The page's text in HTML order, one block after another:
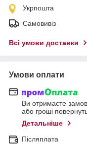
Укрпошта
Самовивіз
Всі умови доставки
Умови оплати
Ви отримаєте
або гроші
Детальніше
Післяплата